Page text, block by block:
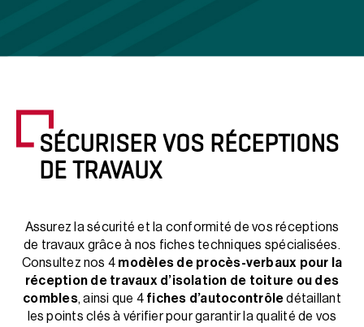
SÉCURISER VOS RÉCEPTIONS
DE TRAVAUX
Assurez la sécurité et la conformité de vos réceptions
de travaux grâce à nos fiches techniques spécialisées.
Consultez nos 4 modèles de procès-verbaux pour la
réception de travaux d’isolation de toiture ou des
combles, ainsi que 4 fiches d’autocontrôledétaillant
les points clés à vérifier pour garantir la qualité de vos